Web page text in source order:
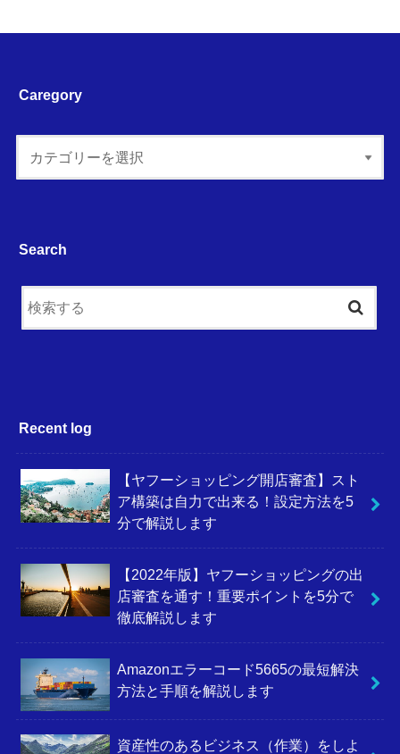
Caregory
Search
Recent log
【ヤフーショッピング開店審査】スト
ア構築は自力で出来る！設定方法を5
分で解説します
【2022年版】ヤフーショッピングの出
店審査を通す！重要ポイントを5分で
徹底解説します
Amazonエラーコード5665の最短解決
方法と手順を解説します
資産性のあるビジネス（作業）をしよ